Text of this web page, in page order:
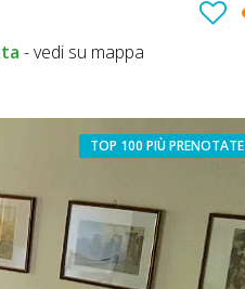
-vedi su mappa
TOP 100 PIÙ PRENOTATE